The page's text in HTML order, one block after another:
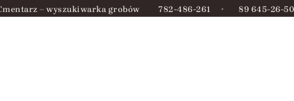
– wyszukiwarka grobów 782-486-261 • 89 645-26-50